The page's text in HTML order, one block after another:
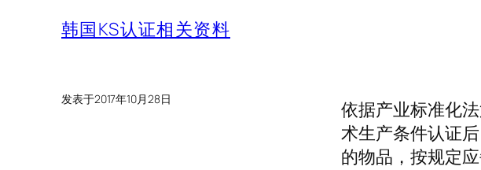
韩国KS认证相关资料
发表于2017年10月28日
依据产业标准化
术生产条件认证
的物品，按规定应